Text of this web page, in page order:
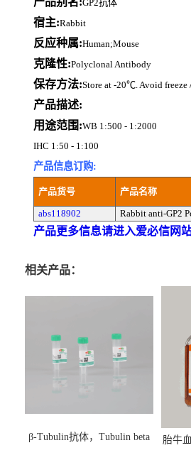
GP2抗体
宿主:Rabbit
反应种属:Human;Mouse
克隆性:Polyclonal Antibody
保存方法:Store at -20℃. Avoid freeze
产品描述:
用途范围:WB 1:500 - 1:2000
IHC 1:50 - 1:100
产品信息订购:
产品货号 产品名称
abs118902 Rabbit anti-GP2
产品更多信息请进入爱必信网
相关产品：
β-Tubulin抗体，Tubulin beta
胎牛